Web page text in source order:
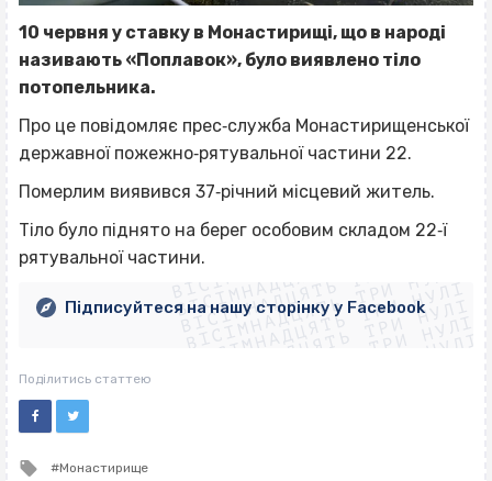
10 червня у ставку в Монастирищі, що в народі
називають «Поплавок», було виявлено тіло
потопельника.
Про це повідомляє прес‐служба Монастирищенської
державної пожежно‐рятувальної частини 22.
Померлим виявився 37‐річний місцевий житель.
Тіло було піднято на берег особовим складом 22‐ї
рятувальної частини.ВІСІМНАДЦЯТЬ ТРИ НУЛІ
ВІСІМНАДЦЯТЬ ТРИ НУЛІ
ВІСІМНАДЦЯТЬ ТРИ НУЛІ
ВІСІМНАДЦЯТЬ ТРИ НУЛІ
ВІСІМНАДЦЯТЬ ТРИ НУЛІ
ВІСІМНАДЦЯТЬ ТРИ НУЛІ
ВІСІМНАДЦЯТЬ ТРИ НУЛІ
ВІСІМНАДЦЯТЬ ТРИ НУЛІ
Підписуйтеся на нашу сторінку у Facebook
Поділитись статтею
Tagged
Монастирище